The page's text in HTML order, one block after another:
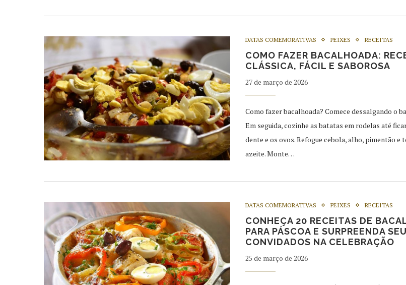
DATAS COMEMORATIVAS PEIXES RECEITAS
COMO FAZER BACALHOADA:
CLÁSSICA, FÁCIL E SABOROSA
27 de março de 2026
Como fazer bacalhoada? Comece dessalgando o
Em seguida, cozinhe as batatas em rodelas até
dente e os ovos. Refogue cebola, alho, pimentão e
azeite. Monte…
DATAS COMEMORATIVAS PEIXES RECEITAS
CONHEÇA 20 RECEITAS DE
PARA PÁSCOA E SURPREENDA
CONVIDADOS NA CELEBRAÇÃO
25 de março de 2026